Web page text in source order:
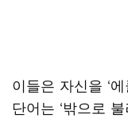
이들은 자신을 ‘
단어는 ‘밖으로